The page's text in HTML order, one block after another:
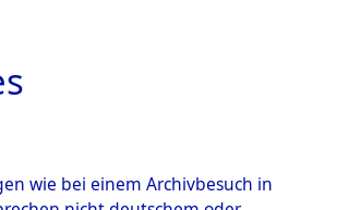
wie bei einem Archivbesuch in